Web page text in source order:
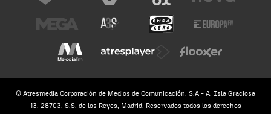
© Atresmedia Corporación de Medios de Comunicación, S.A - A. Isla Graciosa
13, 28703, S.S. de los Reyes, Madrid. Reservados todos los derechos